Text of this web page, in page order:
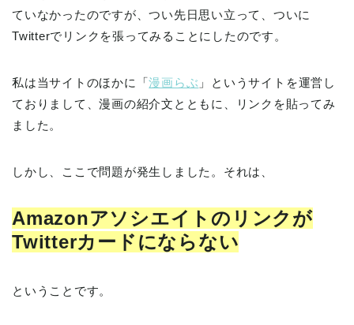
ていなかったのですが、つい先日思い立って、ついに
Twitterでリンクを張ってみることにしたのです。
私は当サイトのほかに「漫画らぶ 」というサイトを運営し
ておりまして、漫画の紹介文とともに、リンクを貼ってみ
ました。
しかし、ここで問題が発生しました。それは、
Amazonアソシエイトのリンクが
Twitterカードにならない
ということです。